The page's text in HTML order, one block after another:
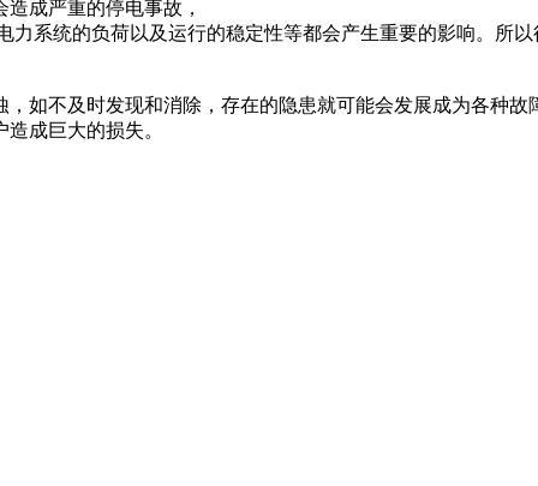
成严重的停电事故，
系统的负荷以及运行的稳定性等都会产生重要的影响。所以
如不及时发现和消除，存在的隐患就可能会发展成为各种
成巨大的损失。